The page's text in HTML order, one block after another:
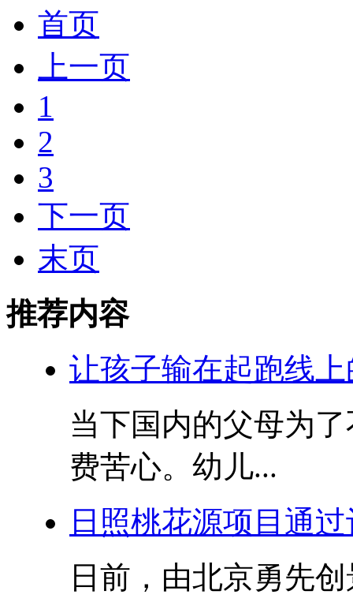
首页
上一页
1
2
3
下一页
末页
推荐内容
让孩子输在起跑线
当下国内的父母为
费苦心。幼儿...
日照桃花源项目通
日前，由北京勇先